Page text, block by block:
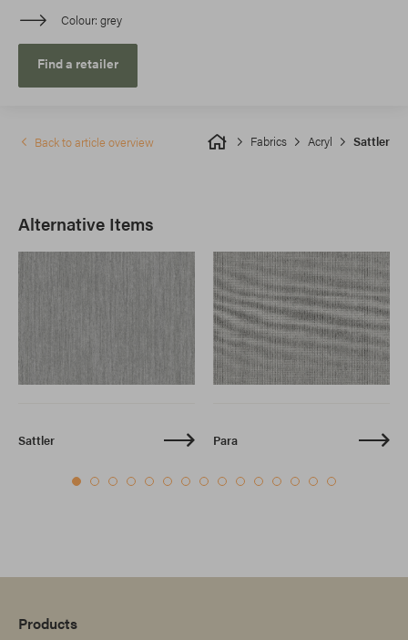
Colour grey
Find a retailer
Fabrics Acryl Sattler
Back to article overview
Alternative Items
Sattler Para
Products